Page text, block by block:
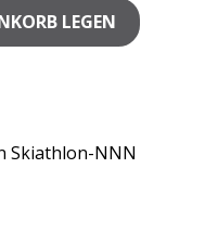
LEGEN
Skiathlon-NNN